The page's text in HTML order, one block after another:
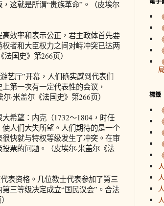
这就是所谓“贵族革命”。（皮埃尔
效率和表示公正，君主政体首先要
者和大臣权力之间对峙冲突已达两
国史》第266页）
厅”开幕，人们确实感到代表们
第一次有一定代表性的会议，
·米盖尔《法国史》第266页）
希望：内克（1732～1804，时任
人们大失所望。人们期待的是一个
快就与特权等级发生了冲突。在审
票的问题。（皮埃尔·米盖尔《法
资格。几位教士代表参加了第三
三等级决定成立“国民议会”。合法
標籤